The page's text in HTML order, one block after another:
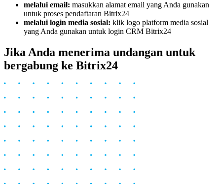
melalui email: masukkan alamat email yang Anda gunakan
untuk proses pendaftaran Bitrix24
melalui login media sosial: klik logo platform media sosial
yang Anda gunakan untuk login CRM Bitrix24
Jika Anda menerima undangan untuk
bergabung ke Bitrix24